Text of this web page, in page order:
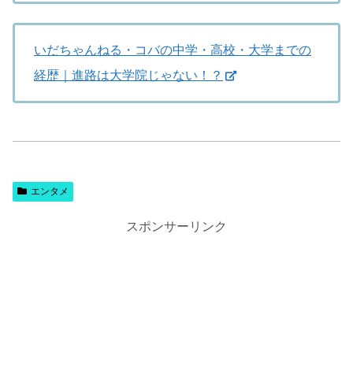
いだちゃんねる・コバの中学・高校・大学までの
経歴｜進路は大学院じゃない！？
エンタメ
スポンサーリンク